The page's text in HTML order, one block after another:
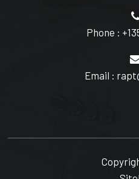
Phone :
Email :